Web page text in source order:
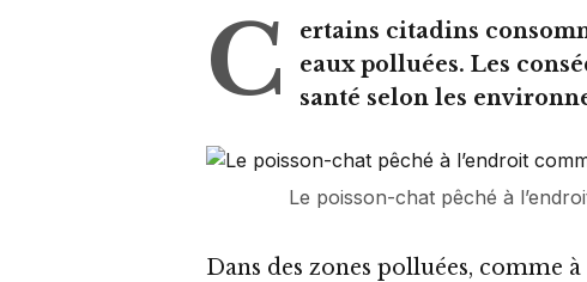
C
ertains citadins
eaux polluées. Les
santé selon les
Le poisson-chat pêché à
Dans des zones polluées, comme